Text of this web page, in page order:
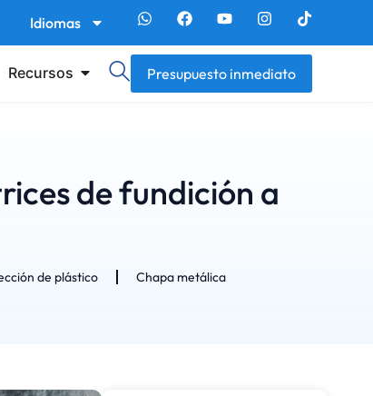
Idiomas
Recursos Presupuesto inmediato
de fundición a
de plástico Chapa metálica